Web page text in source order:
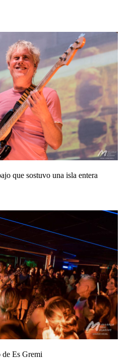
que sostuvo una isla entera
Es Gremi